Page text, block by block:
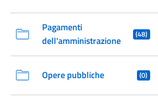
Pagamenti
dell'amministrazione
(48)
Opere pubbliche (0)